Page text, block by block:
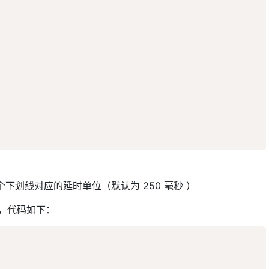
划线对应的延时单位（默认为 250 毫秒 ）
码如下：